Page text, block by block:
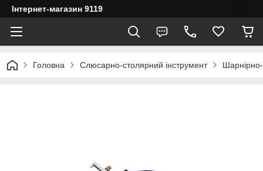
Інтернет-магазин 9119
Головна Слюсарно-столярний інструмент Шарнірно-